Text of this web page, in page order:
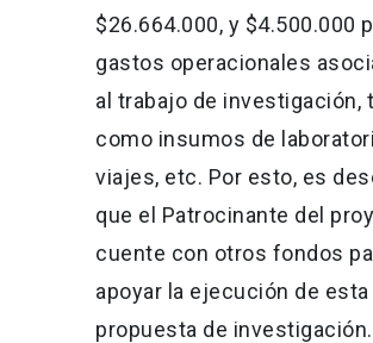
$26.664.000, y $4.500.000
gastos operacionales
al trabajo de investigación,
como insumos de
viajes, etc. Por esto, es
que el Patrocinante del
cuente con otros fondos
apoyar la ejecución de esta
propuesta de investigación.